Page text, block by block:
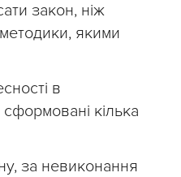
закон, ніж
якими
в
кілька
за невиконання